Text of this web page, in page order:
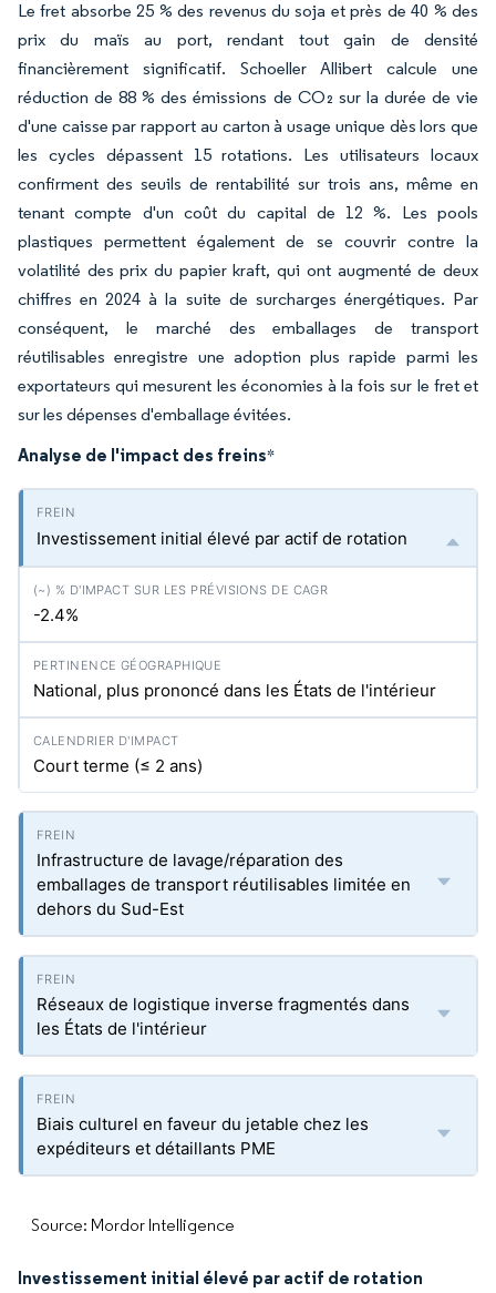
Le fret absorbe 25 % des revenus du soja et près de 40 % des
prix du maïs au port, rendant tout gain de densité
financièrement significatif. Schoeller Allibert calcule une
réduction de 88 % des émissions de CO₂ sur la durée de vie
d'une caisse par rapport au carton à usage unique dès lors que
les cycles dépassent 15 rotations. Les utilisateurs locaux
confirment des seuils de rentabilité sur trois ans, même en
tenant compte d'un coût du capital de 12 %. Les pools
plastiques permettent également de se couvrir contre la
volatilité des prix du papier kraft, qui ont augmenté de deux
chiffres en 2024 à la suite de surcharges énergétiques. Par
conséquent, le marché des emballages de transport
réutilisables enregistre une adoption plus rapide parmi les
exportateurs qui mesurent les économies à la fois sur le fret et
sur les dépenses d'emballage évitées.
Analyse de l'impact des freins*
Investissement initial élevé par actif de rotation
-2.4%
National, plus prononcé dans les États de l'intérieur
Court terme (≤ 2 ans)
Infrastructure de lavage/réparation des
emballages de transport réutilisables limitée en
dehors du Sud-Est
Réseaux de logistique inverse fragmentés dans
les États de l'intérieur
Biais culturel en faveur du jetable chez les
expéditeurs et détaillants PME
Source: Mordor Intelligence
Investissement initial élevé par actif de rotation